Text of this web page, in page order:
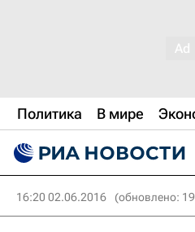
Политика В мире
16:20 02.06.2016 (обновлено: